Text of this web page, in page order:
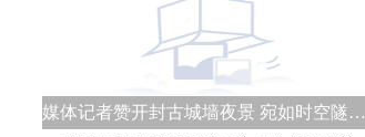
媒体记者赞开封古城墙夜景 宛如时空隧道式“穿越”体验